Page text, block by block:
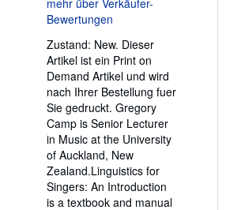
Zustand: New. Dieser
Artikel ist ein Print on
Demand Artikel und wird
nach Ihrer Bestellung fuer
Sie gedruckt. Gregory
Camp is Senior Lecturer
in Music at the University
of Auckland, New
Zealand.Linguistics for
Singers: An Introduction
is a textbook and manual